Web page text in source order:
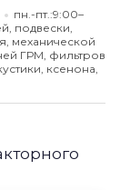
пн.-пт.:9:00–
подвески,
механической
ГРМ, фильтров
ксенона,